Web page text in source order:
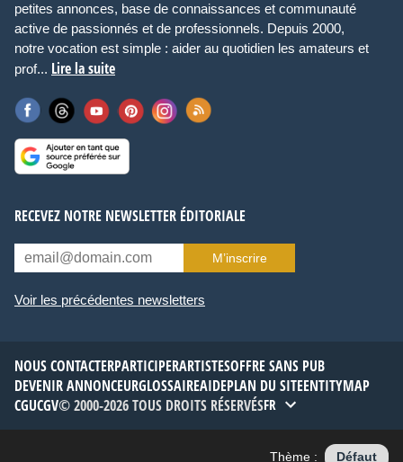
petites annonces, base de connaissances et communauté
active de passionnés et de professionnels. Depuis 2000,
notre vocation est simple : aider au quotidien les amateurs et
prof... Lire la suite
RECEVEZ NOTRE NEWSLETTER ÉDITORIALE
M’inscrire
Voir les précédentes newsletters
NOUS CONTACTERPARTICIPERARTISTESOFFRE SANS PUB
DEVENIR ANNONCEURGLOSSAIREAIDEPLAN DU SITEENTITYMAP
CGUCGV© 2000-2026 TOUS DROITS RÉSERVÉSFR
Thème : Défaut